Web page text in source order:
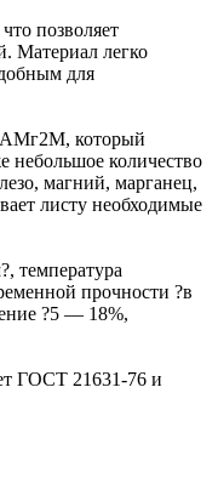
позволяет
Материал легко
для
АМг2М, который
небольшое количество
магний, марганец,
листу необходимые
температура
прочности ?в
?5 — 18%,
ГОСТ 21631-76 и